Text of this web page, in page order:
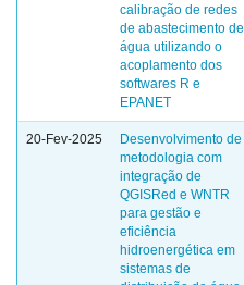
calibração de redes
de abastecimento de
água utilizando o
acoplamento dos
softwares R e
EPANET
20-Fev-2025
Desenvolvimento de
metodologia com
integração de
QGISRed e WNTR
para gestão e
eficiência
hidroenergética em
sistemas de